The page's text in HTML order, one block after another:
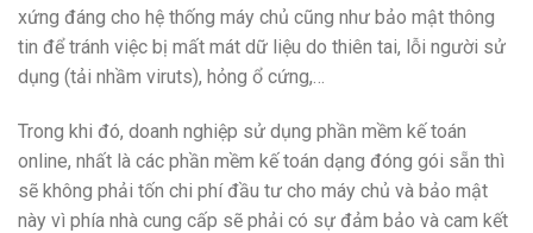
xứng đáng cho hệ thống máy chủ cũng như bảo mật thông
tin để tránh việc bị mất mát dữ liệu do thiên tai, lỗi người sử
dụng (tải nhầm viruts), hỏng ổ cứng,…
Trong khi đó, doanh nghiệp sử dụng phần mềm kế toán
online, nhất là các phần mềm kế toán dạng đóng gói sẵn thì
sẽ không phải tốn chi phí đầu tư cho máy chủ và bảo mật
này vì phía nhà cung cấp sẽ phải có sự đảm bảo và cam kết